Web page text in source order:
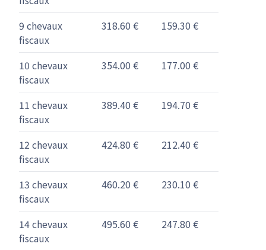
9 chevaux
fiscaux
318.60 € 159.30 €
10 chevaux
fiscaux
354.00 € 177.00 €
11 chevaux
fiscaux
389.40 € 194.70 €
12 chevaux
fiscaux
424.80 € 212.40 €
13 chevaux
fiscaux
460.20 € 230.10 €
14 chevaux
fiscaux
495.60 € 247.80 €